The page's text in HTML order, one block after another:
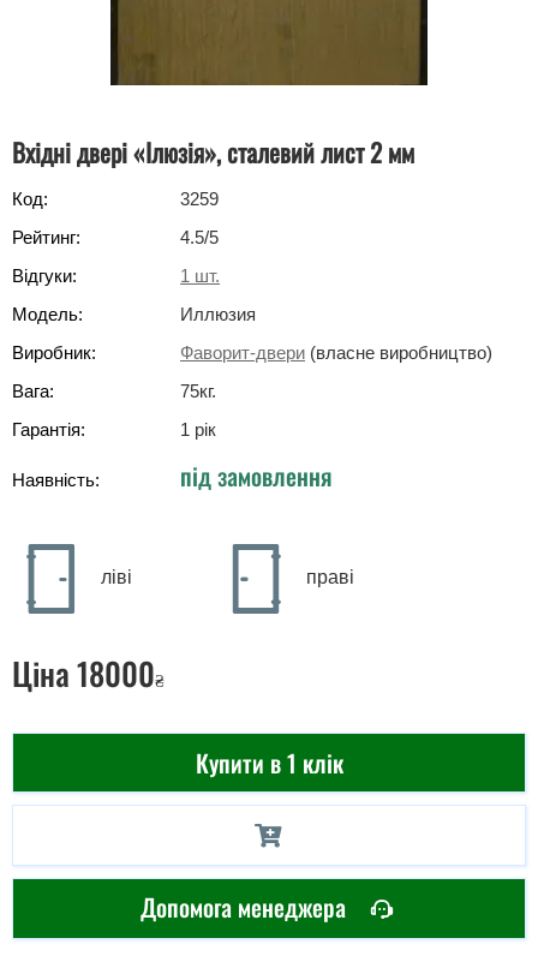
Вхідні двері «Ілюзія», сталевий лист 2 мм
Код:
3259
Рейтинг:
4.5/5
Відгуки:
1 шт.
Модель:
Иллюзия
Виробник:
Фаворит-двери (власне виробництво)
Вага:
75кг.
Гарантія:
1 рік
Наявність: під замовлення
ліві праві
Ціна18000₴
Купити в 1 клік
Допомога менеджера